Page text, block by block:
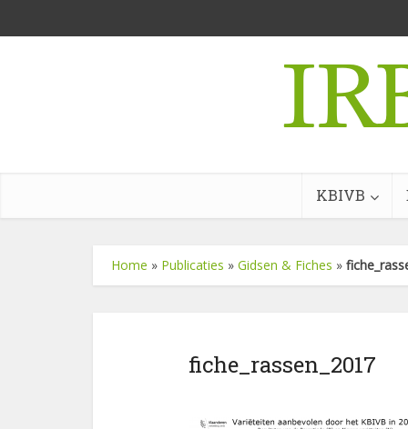
KBIVB
Home » Publicaties » Gidsen & Fiches »
fiche_rassen_2017